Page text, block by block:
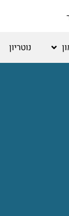
נוטריון